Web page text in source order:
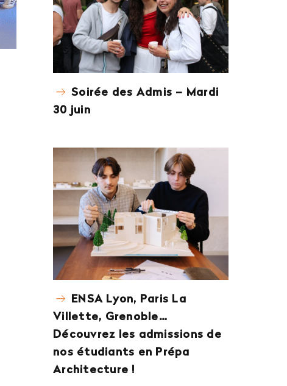
Soirée des Admis – Mardi
30 juin
ENSA Lyon, Paris La
Villette, Grenoble…
Découvrez les admissions de
nos étudiants en Prépa
Architecture !